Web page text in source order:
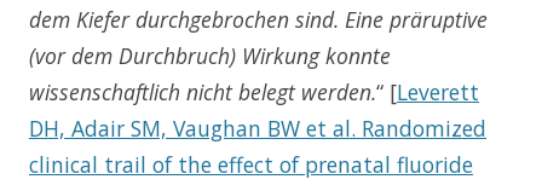
dem Kiefer durchgebrochen sind. Eine präruptive
(vor dem Durchbruch) Wirkung konnte
wissenschaftlich nicht belegt werden.“ [Leverett
DH, Adair SM, Vaughan BW et al. Randomized
clinical trail of the effect of prenatal fluoride